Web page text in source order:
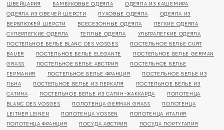
ШВЕЙЦАРИЯ
БАМБУКОВЫЕ ОДЕЯЛА
ОДЕЯЛА ИЗ КАШЕМИРА
ОДЕЯЛА ИЗ ОВЕЧЕЙ ШЕРСТИ
ПУХОВЫЕ ОДЕЯЛА
ОДЕЯЛА ИЗ
ВЕРБЛЮЖЕЙ ШЕРСТИ
ВСЕСЕЗОННЫЕ ОДЕЯЛА
ЛЕГКИЕ ОДЕЯЛА
СУПЕРЛЕГКИЕ ОДЕЯЛА
ТЕПЛЫЕ ОДЕЯЛА
УЛЬТРАЛЕГКИЕ ОДЕЯЛА
ПОСТЕЛЬНОЕ БЕЛЬЕ BLANC DES VOSGES
ПОСТЕЛЬНОЕ БЕЛЬЕ CURT
BAUER
ПОСТЕЛЬНОЕ БЕЛЬЕ ELEGANTE
ПОСТЕЛЬНОЕ БЕЛЬЕ GERMAN
GRASS
ПОСТЕЛЬНОЕ БЕЛЬЕ АВСТРИЯ
ПОСТЕЛЬНОЕ БЕЛЬЕ
ГЕРМАНИЯ
ПОСТЕЛЬНОЕ БЕЛЬЕ ФРАНЦИЯ
ПОСТЕЛЬНОЕ БЕЛЬЕ ИЗ
ЛЬНА
ПОСТЕЛЬНОЕ БЕЛЬЕ ИЗ ПЕРКАЛЯ
ПОСТЕЛЬНОЕ БЕЛЬЕ ИЗ
САТИНА
ПОСТЕЛЬНОЕ БЕЛЬЕ ИЗ САТИН-ЖАККАРДА
ПОЛОТЕНЦА
BLANC DES VOSGES
ПОЛОТЕНЦА GERMAN GRASS
ПОЛОТЕНЦА
LEITNER LEINEN
ПОЛОТЕНЦА VOSSEN
ПОЛОТЕНЦА ИТАЛИЯ
ПОЛОТЕНЦА ФРАНЦИЯ
ПОСУДА АВСТРИЯ
ПОСУДА ПОРТУГАЛИЯ